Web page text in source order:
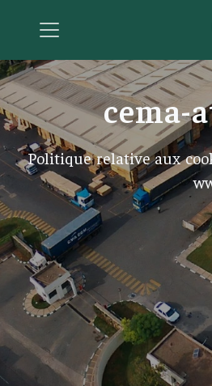
cema-
Politique relative aux